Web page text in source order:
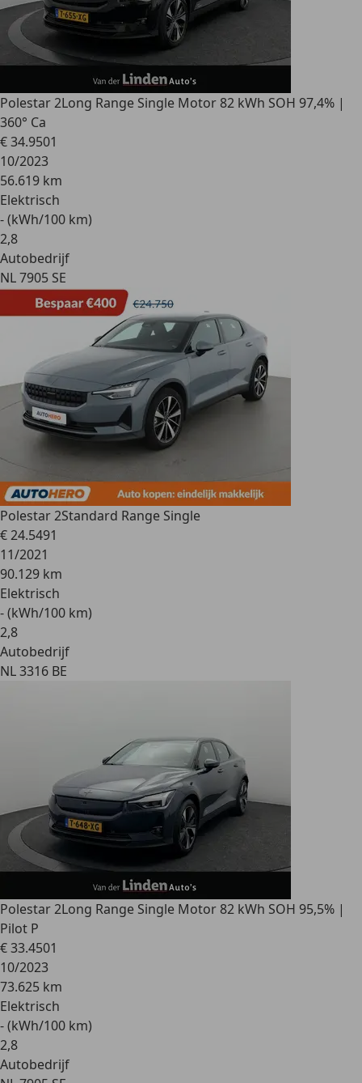
Polestar 2Long Range Single Motor 82 kWh SOH 97,4% |
360° Ca
€ 34.9501
10/2023
56.619 km
Elektrisch
- (kWh/100 km)
2,8
Autobedrijf
NL 7905 SE
Polestar 2Standard Range Single
€ 24.5491
11/2021
90.129 km
Elektrisch
- (kWh/100 km)
2,8
Autobedrijf
NL 3316 BE
Polestar 2Long Range Single Motor 82 kWh SOH 95,5% |
Pilot P
€ 33.4501
10/2023
73.625 km
Elektrisch
- (kWh/100 km)
2,8
Autobedrijf